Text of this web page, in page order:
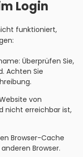
Login
funktioniert,
Überprüfen Sie,
Achten Sie
von
nicht erreichbar ist,
Browser-Cache
Browser.